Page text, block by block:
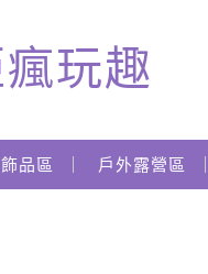
玩趣
品區 戶外露營區